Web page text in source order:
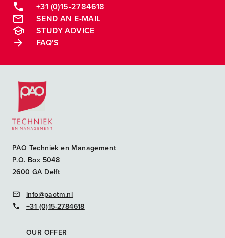
+31 (0)15-2784618
SEND AN E-MAIL
STUDY ADVICE
FAQ'S
Postacademische cursussen, leergangen en opleidingen
PAO Techniek en Management
P.O. Box 5048
2600 GA Delft
info@paotm.nl
+31 (0)15-2784618
OUR OFFER